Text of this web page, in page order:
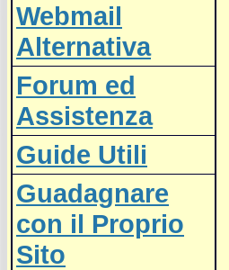
Webmail
Alternativa
Forum ed
Assistenza
Guide Utili
Guadagnare
con il Proprio
Sito